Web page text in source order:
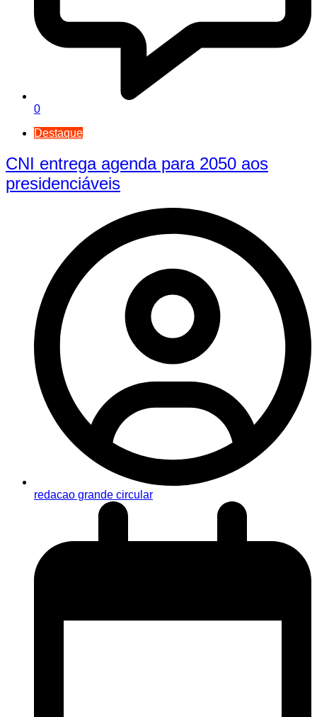
0
Destaque
CNI entrega agenda para 2050 aos
presidenciáveis
redacao grande circular